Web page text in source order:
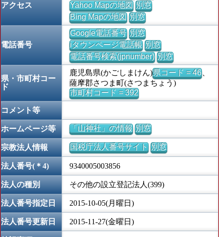
アクセス
Yahoo Mapの地図 別窓
Bing Mapの地図 別窓
電話番号
Google電話番号 別窓
iタウンページ電話帳 別窓
電話番号検索(jpnumber) 別窓
県・市町村コー
ド
鹿児島県(かごしまけん)県コード = 46、
薩摩郡さつま町(さつまちょう)
市町村コード = 392
コメント等
ホームページ等 「山神社」の情報 別窓
宗教法人情報 国税庁法人番号サイト 別窓
法人番号(＊4) 9340005003856
法人の種別 その他の設立登記法人(399)
法人番号指定日 2015-10-05(月曜日)
法人番号更新日 2015-11-27(金曜日)